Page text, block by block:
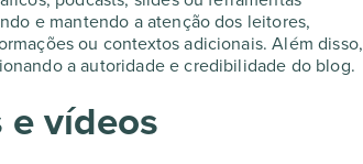
e mantendo a atenção dos leitores,
ou contextos adicionais. Além disso,
a autoridade e credibilidade do blog.
vídeos